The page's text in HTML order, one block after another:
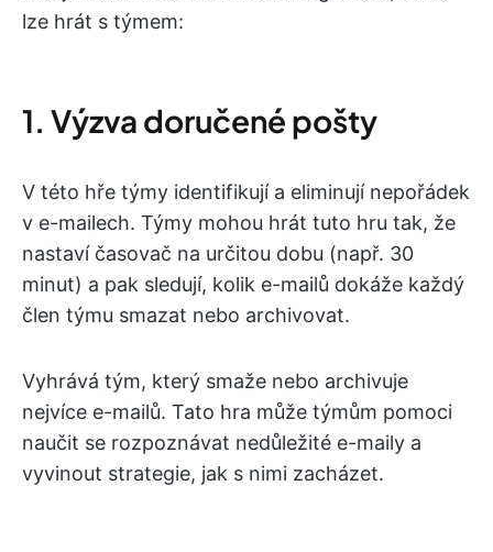
lze hrát s týmem:
1. Výzva doručené pošty
V této hře týmy identifikují a eliminují nepořádek
v e-mailech. Týmy mohou hrát tuto hru tak, že
nastaví časovač na určitou dobu (např. 30
minut) a pak sledují, kolik e-mailů dokáže každý
člen týmu smazat nebo archivovat.
Vyhrává tým, který smaže nebo archivuje
nejvíce e-mailů. Tato hra může týmům pomoci
naučit se rozpoznávat nedůležité e-maily a
vyvinout strategie, jak s nimi zacházet.